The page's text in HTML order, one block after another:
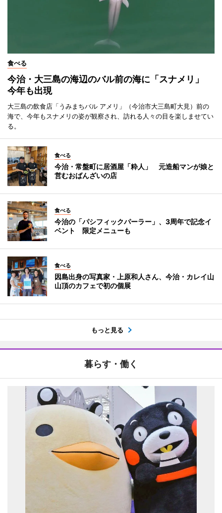
食べる
今治・大三島の海辺のバル前の海に「スナメリ」
今年も出現
大三島の飲食店「うみまちバル アメリ」（今治市大三島町大見）前の
海で、今年もスナメリの姿が観察され、訪れる人々の目を楽しませてい
る。
食べる
今治・常盤町に居酒屋「粋人」 元造船マンが娘と
営むおばんざいの店
食べる
今治の「パシフィックパーラー」、3周年で記念イ
ベント 限定メニューも
食べる
因島出身の写真家・上原和人さん、今治・カレイ山
山頂のカフェで初の個展
もっと見る
暮らす・働く